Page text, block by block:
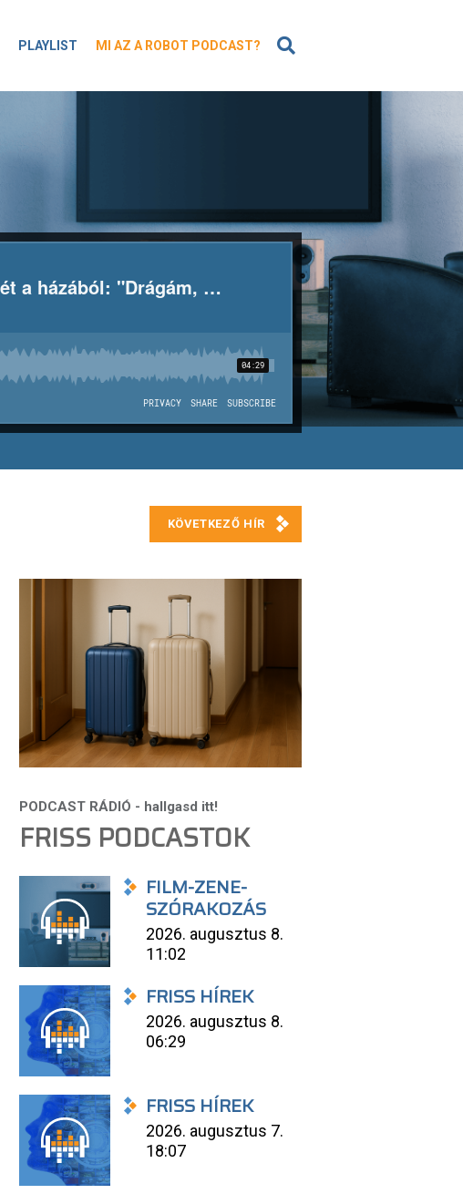
PLAYLIST MI AZ A ROBOT PODCAST?
FRISS PODCASTOK
FILM-ZENE-
SZÓRAKOZÁS
2026. augusztus 8.
11:02
FRISS HÍREK
2026. augusztus 8.
06:29
FRISS HÍREK
2026. augusztus 7.
18:07